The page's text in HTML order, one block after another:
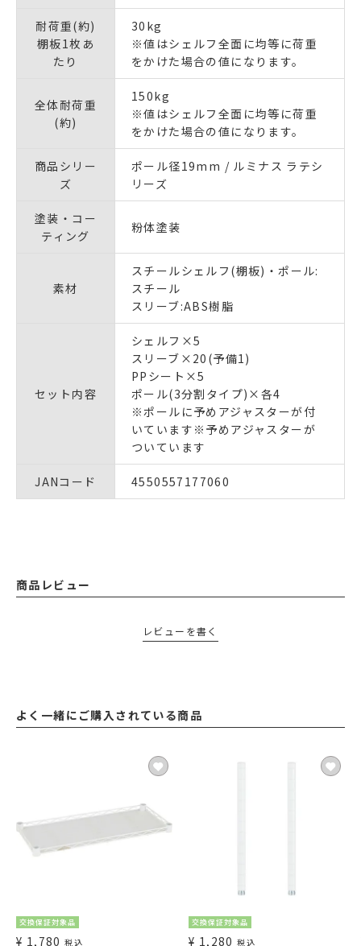
耐荷重(約)
棚板1枚あ
たり
30kg
※値はシェルフ全面に均等に荷重
をかけた場合の値になります。
全体耐荷重
(約)
150kg
※値はシェルフ全面に均等に荷重
をかけた場合の値になります。
商品シリー
ズ
ポール径19mm / ルミナス ラテシ
リーズ
塗装・コー
ティング
粉体塗装
素材
スチールシェルフ(棚板)・ポール:
スチール
スリーブ:ABS樹脂
セット内容
シェルフ×5
スリーブ×20(予備1)
PPシート×5
ポール(3分割タイプ)×各4
※ポールに予めアジャスターが付
いています※予めアジャスターが
ついています
JANコード 4550557177060
商品レビュー
レビューを書く
よく一緒にご購入されている商品
交換保証対象品
¥ 1,780 税込
交換保証対象品
¥ 1,280 税込